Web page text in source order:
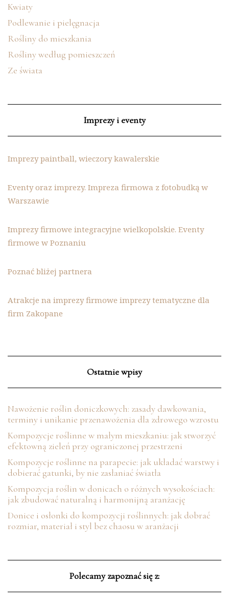
Kwiaty
Podlewanie i pielęgnacja
Rośliny do mieszkania
Rośliny według pomieszczeń
Ze świata
Imprezy i eventy
Imprezy paintball, wieczory kawalerskie
Eventy oraz imprezy. Impreza firmowa z fotobudką w
Warszawie
Imprezy firmowe integracyjne wielkopolskie. Eventy
firmowe w Poznaniu
Poznać bliżej partnera
Atrakcje na imprezy firmowe imprezy tematyczne dla
firm Zakopane
Ostatnie wpisy
Nawożenie roślin doniczkowych: zasady dawkowania,
terminy i unikanie przenawożenia dla zdrowego wzrostu
Kompozycje roślinne w małym mieszkaniu: jak stworzyć
efektowną zieleń przy ograniczonej przestrzeni
Kompozycje roślinne na parapecie: jak układać warstwy i
dobierać gatunki, by nie zasłaniać światła
Kompozycja roślin w donicach o różnych wysokościach:
jak zbudować naturalną i harmonijną aranżację
Donice i osłonki do kompozycji roślinnych: jak dobrać
rozmiar, materiał i styl bez chaosu w aranżacji
Polecamy zapoznać się z: